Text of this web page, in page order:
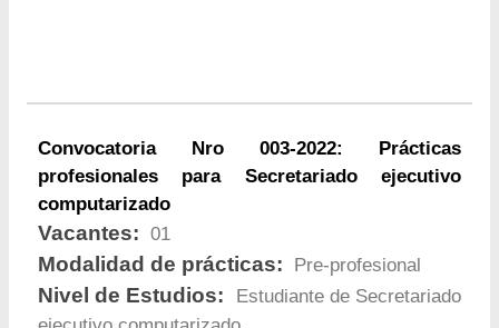
Convocatoria Nro 003-2022: Prácticas
profesionales para Secretariado ejecutivo
computarizado
Vacantes: 01
Modalidad de prácticas: Pre-profesional
Nivel de Estudios:
Estudiante de Secretariado